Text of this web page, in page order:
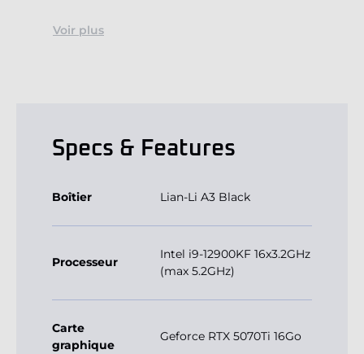
Voir plus
Specs & Features
Boîtier Lian-Li A3 Black
Processeur
Intel i9-12900KF 16x3.2GHz
(max 5.2GHz)
Carte
graphique
Geforce RTX 5070Ti 16Go